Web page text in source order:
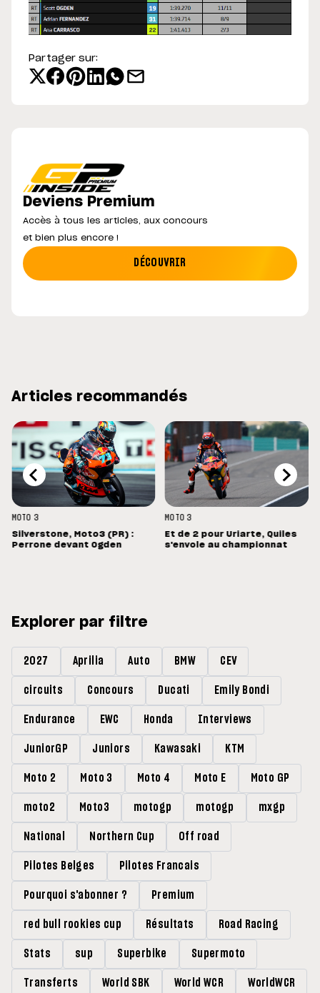
Partager sur:
Deviens Premium
Accès à tous les articles, aux concours
et bien plus encore !
DÉCOUVRIR
Articles recommandés
MOTO 3
Silverstone, Moto3 (PR) :
Perrone devant Ogden
MOTO 3
Et de 2 pour Uriarte, Quiles
s'envole au championnat
Explorer par filtre
2027 Aprilia Auto BMW CEV
circuits Concours Ducati Emily Bondi
Endurance EWC Honda Interviews
JuniorGP Juniors Kawasaki KTM
Moto 2 Moto 3 Moto 4 Moto E Moto GP
moto2 Moto3 motogp motogp mxgp
National Northern Cup Off road
Pilotes Belges Pilotes Francais
Pourquoi s'abonner ? Premium
red bull rookies cup Résultats Road Racing
Stats sup Superbike Supermoto
Transferts World SBK World WCR WorldWCR